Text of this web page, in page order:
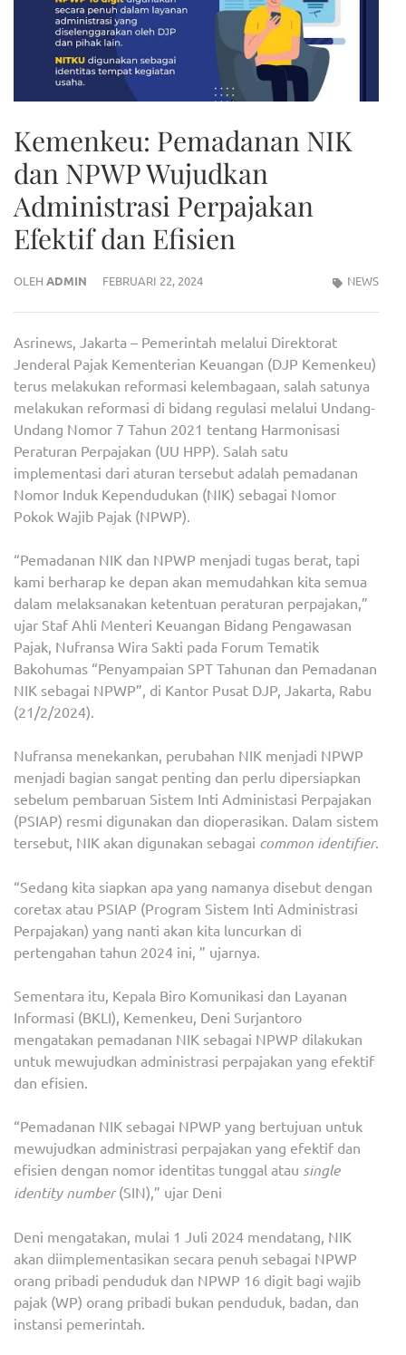
Kemenkeu: Pemadanan NIK
dan NPWP Wujudkan
Administrasi Perpajakan
Efektif dan Efisien
OLEH ADMIN FEBRUARI 22, 2024 NEWS
Asrinews, Jakarta – Pemerintah melalui Direktorat
Jenderal Pajak Kementerian Keuangan (DJP Kemenkeu)
terus melakukan reformasi kelembagaan, salah satunya
melakukan reformasi di bidang regulasi melalui Undang-
Undang Nomor 7 Tahun 2021 tentang Harmonisasi
Peraturan Perpajakan (UU HPP). Salah satu
implementasi dari aturan tersebut adalah pemadanan
Nomor Induk Kependudukan (NIK) sebagai Nomor
Pokok Wajib Pajak (NPWP).
“Pemadanan NIK dan NPWP menjadi tugas berat, tapi
kami berharap ke depan akan memudahkan kita semua
dalam melaksanakan ketentuan peraturan perpajakan,”
ujar Staf Ahli Menteri Keuangan Bidang Pengawasan
Pajak, Nufransa Wira Sakti pada Forum Tematik
Bakohumas “Penyampaian SPT Tahunan dan Pemadanan
NIK sebagai NPWP”, di Kantor Pusat DJP, Jakarta, Rabu
(21/2/2024).
Nufransa menekankan, perubahan NIK menjadi NPWP
menjadi bagian sangat penting dan perlu dipersiapkan
sebelum pembaruan Sistem Inti Administasi Perpajakan
(PSIAP) resmi digunakan dan dioperasikan. Dalam sistem
tersebut, NIK akan digunakan sebagai common identifier.
“Sedang kita siapkan apa yang namanya disebut dengan
coretax atau PSIAP (Program Sistem Inti Administrasi
Perpajakan) yang nanti akan kita luncurkan di
pertengahan tahun 2024 ini, ” ujarnya.
Sementara itu, Kepala Biro Komunikasi dan Layanan
Informasi (BKLI), Kemenkeu, Deni Surjantoro
mengatakan pemadanan NIK sebagai NPWP dilakukan
untuk mewujudkan administrasi perpajakan yang efektif
dan efisien.
“Pemadanan NIK sebagai NPWP yang bertujuan untuk
mewujudkan administrasi perpajakan yang efektif dan
efisien dengan nomor identitas tunggal atau single
identity number(SIN),” ujar Deni
Deni mengatakan, mulai 1 Juli 2024 mendatang, NIK
akan diimplementasikan secara penuh sebagai NPWP
orang pribadi penduduk dan NPWP 16 digit bagi wajib
pajak (WP) orang pribadi bukan penduduk, badan, dan
instansi pemerintah.